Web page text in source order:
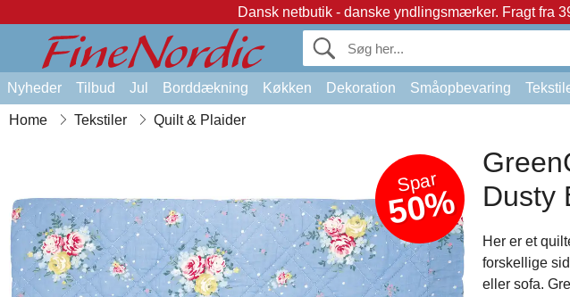
Dansk netbutik - danske yndlingsmærker. Fragt fra
Nyheder Tilbud Jul Borddækning Køkken Dekoration Småopbevaring
Home Tekstiler Quilt & Plaider
Spar
50%
Dusty
Her er et
forskellige
eller sofa.